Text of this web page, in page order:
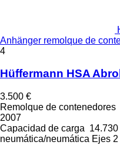
Anhänger remolque de
4
Hüffermann HSA
3.500 €
Remolque de contenedores
2007
Capacidad de carga 14.730
neumática/neumática Ejes 2